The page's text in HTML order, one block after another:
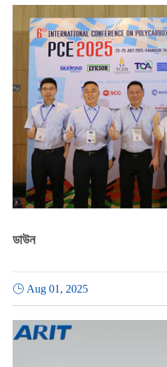
ডাউন
Aug 01, 2025